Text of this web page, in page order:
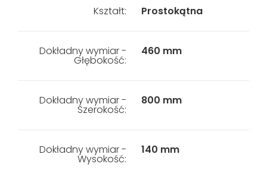
Kształt: Prostokątna
Dokładny wymiar -
Głębokość:
460 mm
Dokładny wymiar -
Szerokość:
800 mm
Dokładny wymiar -
Wysokość:
140 mm